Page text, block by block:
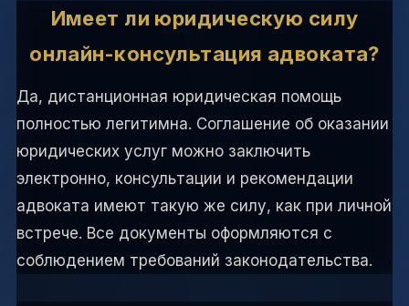
Имеет ли юридическую силу
онлайн-консультация адвоката?
Да, дистанционная юридическая помощь
полностью легитимна. Соглашение об оказании
юридических услуг можно заключить
электронно, консультации и рекомендации
адвоката имеют такую же силу, как при личной
встрече. Все документы оформляются с
соблюдением требований законодательства.